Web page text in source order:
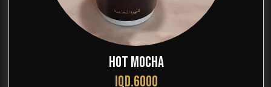
HOT MOCHA
IQD.6000